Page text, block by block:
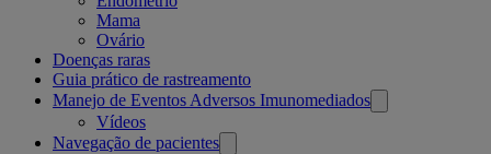
Mama
Ovário
Doenças raras
Guia prático de rastreamento
Manejo de Eventos Adversos Imunomediados
Vídeos
Navegação de pacientes